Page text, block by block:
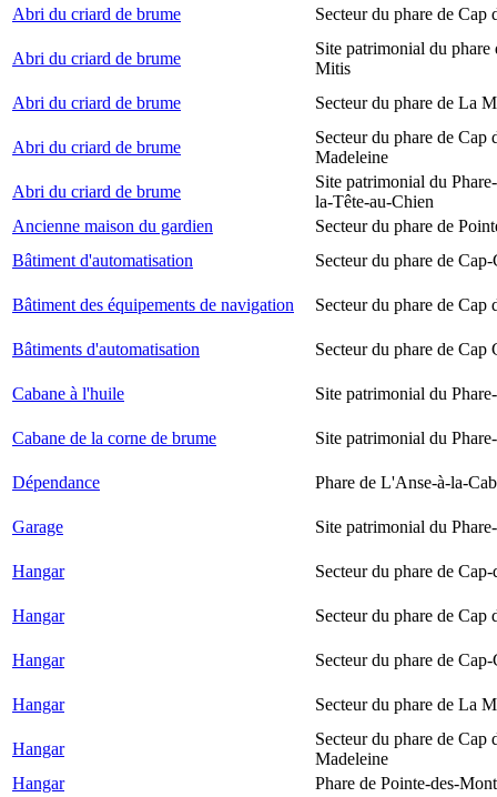
Abri du criard de brume
Secteur du phare de Cap
Abri du criard de brume
Site patrimonial du phare
Mitis
Abri du criard de brume
Secteur du phare de La
Abri du criard de brume
Secteur du phare de Cap
Madeleine
Abri du criard de brume
Site patrimonial du
la-Tête-au-Chien
Ancienne maison du gardien
Secteur du phare de
Bâtiment d'automatisation
Secteur du phare de Cap-
Bâtiment des équipements de navigation Secteur du phare de Cap
Bâtiments d'automatisation Secteur du phare de Cap
Cabane à l'huile Site patrimonial du
Cabane de la corne de brume Site patrimonial du
Dépendance Phare de L'Anse-à-la-
Garage Site patrimonial du
Hangar Secteur du phare de Cap-
Hangar Secteur du phare de Cap
Hangar Secteur du phare de Cap-
Hangar Secteur du phare de La
Hangar
Secteur du phare de Cap
Madeleine
Hangar
Phare de Pointe-des-